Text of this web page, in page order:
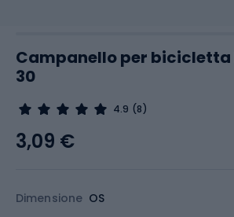
Campanello per bicicletta
30
4.9 (8)
Dimensione OS
3,09 €